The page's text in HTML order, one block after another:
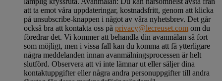
att ta emot våra uppdateringar, kostnadsfritt, genom att klicka
på unsubscribe-knappen i något av våra nyhetsbrev. Det går
också bra att kontakta oss på privacy@lecreuset.com om du
föredrar det. Vi kommer att behandla din avanmälan så fort
som möjligt, men i vissa fall kan du komma att få ytterligare
några meddelanden innan avanmälningsprocessen är helt
slutförd. Observera att vi inte lämnar ut eller säljer dina
kontaktuppgifter eller några andra personuppgifter till andra